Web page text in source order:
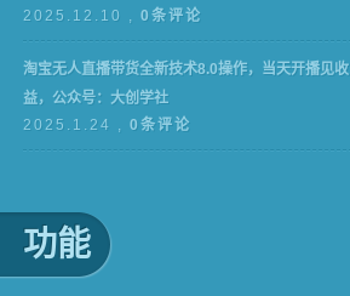
2025.12.10 , 0条评论
淘宝无人直播带货全新技术8.0操作，当天开播见收
益，公众号：大创学社
2025.1.24 , 0条评论
功能